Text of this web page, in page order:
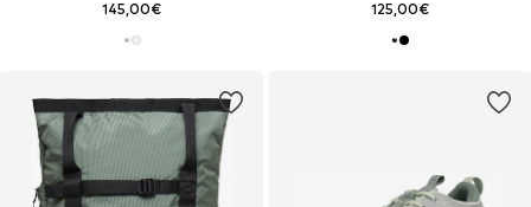
145,00€ 125,00€